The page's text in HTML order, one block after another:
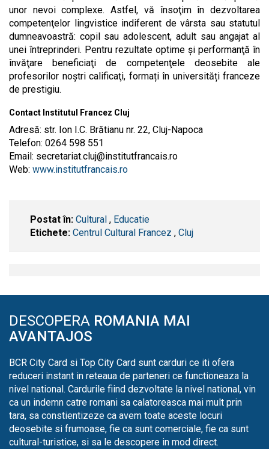
unor nevoi complexe. Astfel, vă însoţim în dezvoltarea
competenţelor lingvistice indiferent de vârsta sau statutul
dumneavoastră: copil sau adolescent, adult sau angajat al
unei întreprinderi. Pentru rezultate optime şi performanţă în
învăţare beneficiaţi de competenţele deosebite ale
profesorilor noştri calificaţi, formați în universități franceze
de prestigiu.
Contact Institutul Francez Cluj
Adresă: str. Ion I.C. Brătianu nr. 22, Cluj-Napoca
Telefon: 0264 598 551
Email: secretariat.cluj@institutfrancais.ro
Web: www.institutfrancais.ro
Postat în: Cultural , Educatie
Etichete: Centrul Cultural Francez , ​Cluj
DESCOPERA ROMANIA MAI
AVANTAJOS
BCR City Card si Top City Card sunt carduri ce iti ofera
reduceri instant in reteaua de parteneri ce functioneaza la
nivel national. Cardurile fiind dezvoltate la nivel national, vin
ca un indemn catre romani sa calatoreasca mai mult prin
tara, sa constientizeze ca avem toate aceste locuri
deosebite si frumoase, fie ca sunt comerciale, fie ca sunt
cultural-turistice, si sa le descopere in mod direct.